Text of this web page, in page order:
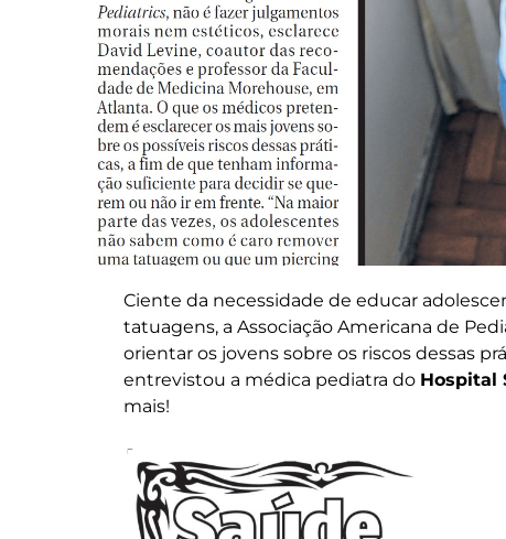
Ciente da necessidade de educar
tatuagens, a Associação Americana de
orientar os jovens sobre os riscos dessas
entrevistou a médica pediatra do Hospital
mais!